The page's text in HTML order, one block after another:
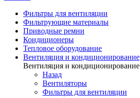
Фильтры для вентиляции
Фильтрующие материалы
Приводные ремни
Кондиционеры
Тепловое оборудование
Вентиляция и кондиционирование
Вентиляция и кондиционирование
Назад
Вентиляторы
Фильтры для вентиляции